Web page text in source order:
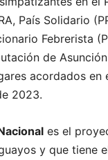
País Solidario
Febrerista
de
acordados en
2023.
es el
y que tiene